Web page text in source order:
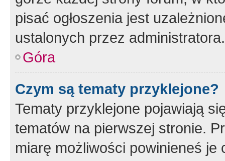
pisać ogłoszenia jest
ustalonych przez administratora.
Góra
Czym są tematy przyklejone?
Tematy przyklejone pojawiają
tematów na pierwszej stronie.
miarę możliwości powinieneś je